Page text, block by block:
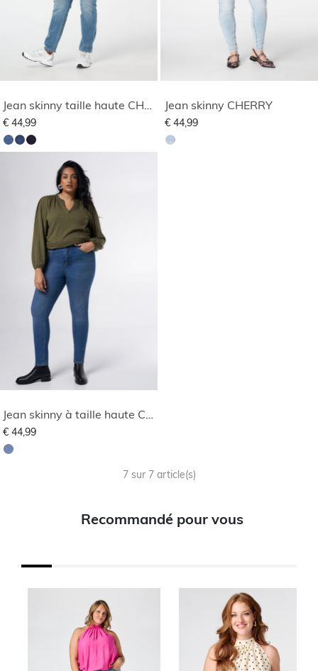
€ 44,99
Jean skinny CHERRY
€ 44,99
€ 44,99
7 sur 7 article(s)
Recommandé pour vous